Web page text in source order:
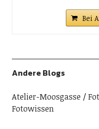
Bei
Andere Blogs
Atelier-Moosgasse
Fotowissen